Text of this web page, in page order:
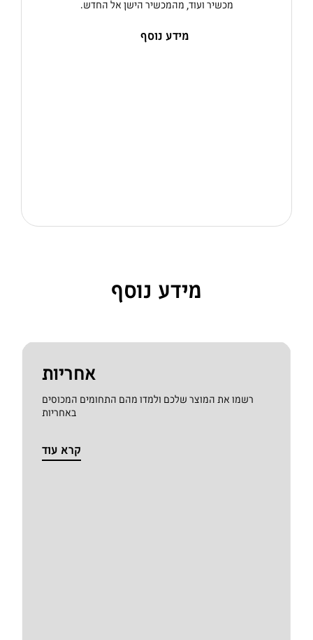
מכשיר ועוד, מהמכשיר הישן אל החדש.
מידע נוסף
מידע נוסף
אחריות
רשמו את המוצר שלכם ולמדו מהם התחומים המכוסים
באחריות
קרא עוד